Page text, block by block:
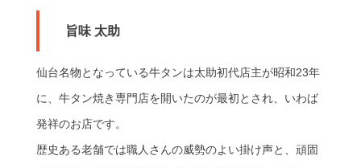
旨味 太助
仙台名物となっている牛タンは太助初代店主が昭和23年
に、牛タン焼き専門店を開いたのが最初とされ、いわば
発祥のお店です。
歴史ある老舗では職人さんの威勢のよい掛け声と、頑固